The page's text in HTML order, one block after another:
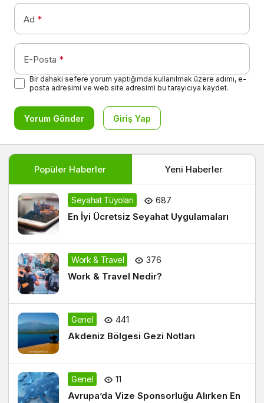
Ad *
E-Posta *
Bir dahaki sefere yorum yaptığımda kullanılmak üzere adımı, e-
posta adresimi ve web site adresimi bu tarayıcıya kaydet.
Yorum Gönder Giriş Yap
Popüler Haberler Yeni Haberler
Seyahat Tüyoları 687
En İyi Ücretsiz Seyahat Uygulamaları
Work & Travel 376
Work & Travel Nedir?
Genel 441
Akdeniz Bölgesi Gezi Notları
Genel 11
Avrupa’da Vize Sponsorluğu Alırken En